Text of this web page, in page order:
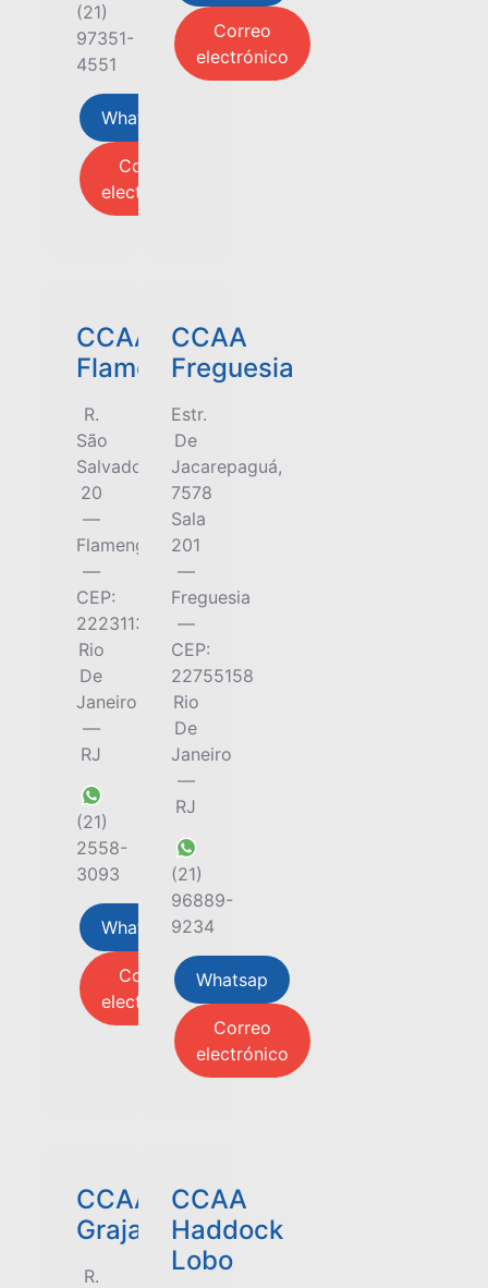
(21)
97351-
4551
Whatsap
Correo
electrónico
Correo
electrónico
CCAA
Flamengo
R.
São
Salvador,
20
—
Flamengo
—
CEP:
22231130
Rio
De
Janeiro
—
RJ
(21)
2558-
3093
Whatsap
Correo
electrónico
CCAA
Freguesia
Estr.
De
Jacarepaguá,
7578
Sala
201
—
Freguesia
—
CEP:
22755158
Rio
De
Janeiro
—
RJ
(21)
96889-
9234
Whatsap
Correo
electrónico
CCAA
Grajaú
R.
CCAA
Haddock
Lobo